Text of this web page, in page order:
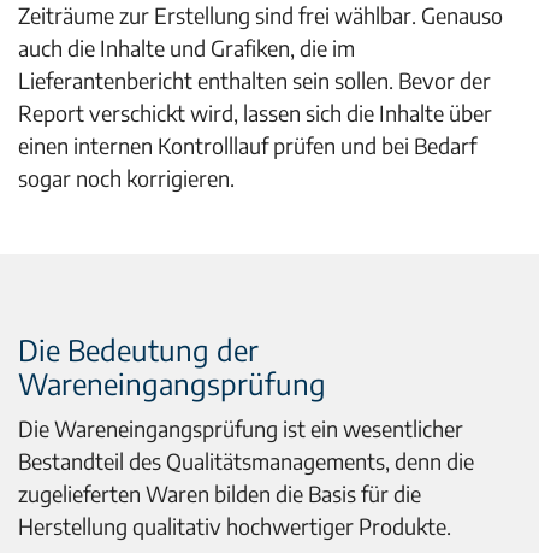
Zeiträume zur Erstellung sind frei wählbar. Genauso
auch die Inhalte und Grafiken, die im
Lieferantenbericht enthalten sein sollen. Bevor der
Report verschickt wird, lassen sich die Inhalte über
einen internen Kontrolllauf prüfen und bei Bedarf
sogar noch korrigieren.
Die Bedeutung der
Wareneingangsprüfung
Die Wareneingangsprüfung ist ein wesentlicher
Bestandteil des Qualitätsmanagements, denn die
zugelieferten Waren bilden die Basis für die
Herstellung qualitativ hochwertiger Produkte.